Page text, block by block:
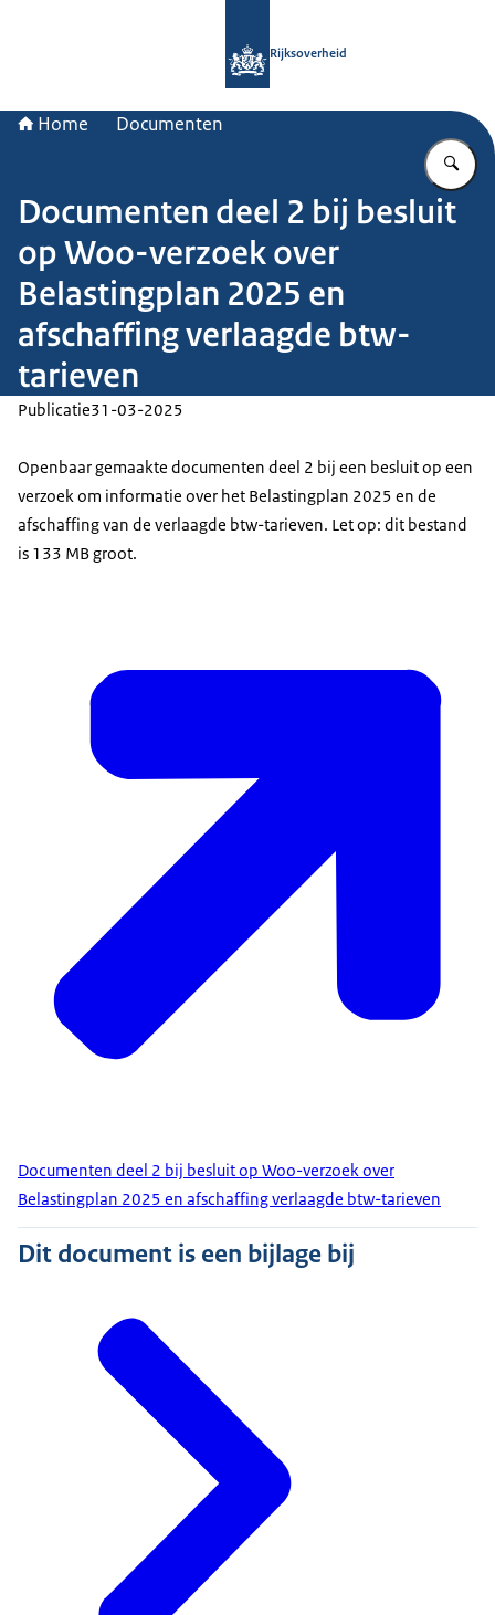
Rijksoverheid
Home Documenten
Documenten deel 2 bij besluit
op Woo-verzoek over
Belastingplan 2025 en
afschaffing verlaagde btw-
tarieven
Publicatie31-03-2025
Openbaar gemaakte documenten deel 2 bij een besluit op een
verzoek om informatie over het Belastingplan 2025 en de
afschaffing van de verlaagde btw-tarieven. Let op: dit bestand
is 133 MB groot.
Documenten deel 2 bij besluit op Woo-verzoek over
Belastingplan 2025 en afschaffing verlaagde btw-tarieven
Dit document is een bijlage bij